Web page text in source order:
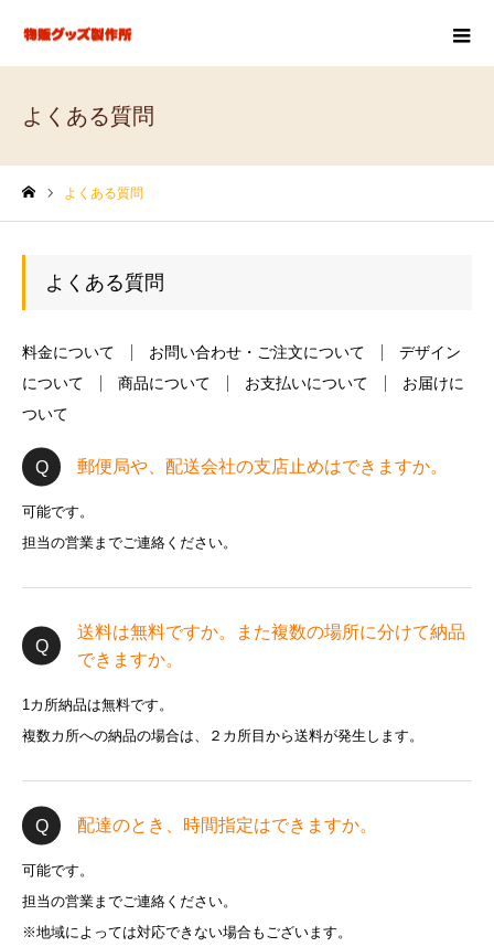
よくある質問
よくある質問
よくある質問
料金について お問い合わせ・ご注文について
デザイン
について
商品について お支払いについて
お届けに
ついて
郵便局や、配送会社の支店止めはできますか。
可能です。
担当の営業までご連絡ください。
送料は無料ですか。また複数の場所に分けて納品
できますか。
1カ所納品は無料です。
複数カ所への納品の場合は、２カ所目から送料が発生します。
配達のとき、時間指定はできますか。
可能です。
担当の営業までご連絡ください。
※地域によっては対応できない場合もございます。